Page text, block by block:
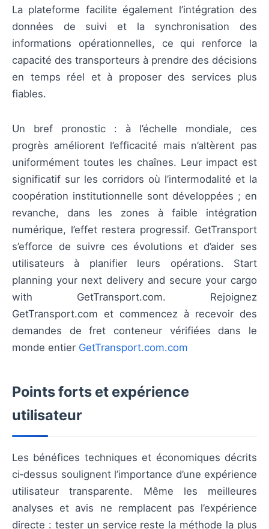
La plateforme facilite également l’intégration des
données de suivi et la synchronisation des
informations opérationnelles, ce qui renforce la
capacité des transporteurs à prendre des décisions
en temps réel et à proposer des services plus
fiables.
Un bref pronostic : à l’échelle mondiale, ces
progrès améliorent l’efficacité mais n’altèrent pas
uniformément toutes les chaînes. Leur impact est
significatif sur les corridors où l’intermodalité et la
coopération institutionnelle sont développées ; en
revanche, dans les zones à faible intégration
numérique, l’effet restera progressif. GetTransport
s’efforce de suivre ces évolutions et d’aider ses
utilisateurs à planifier leurs opérations. Start
planning your next delivery and secure your cargo
with GetTransport.com. Rejoignez
GetTransport.com et commencez à recevoir des
demandes de fret conteneur vérifiées dans le
monde entier GetTransport.com.com
Points forts et expérience
utilisateur
Les bénéfices techniques et économiques décrits
ci‑dessus soulignent l’importance d’une expérience
utilisateur transparente. Même les meilleures
analyses et avis ne remplacent pas l’expérience
directe : tester un service reste la méthode la plus